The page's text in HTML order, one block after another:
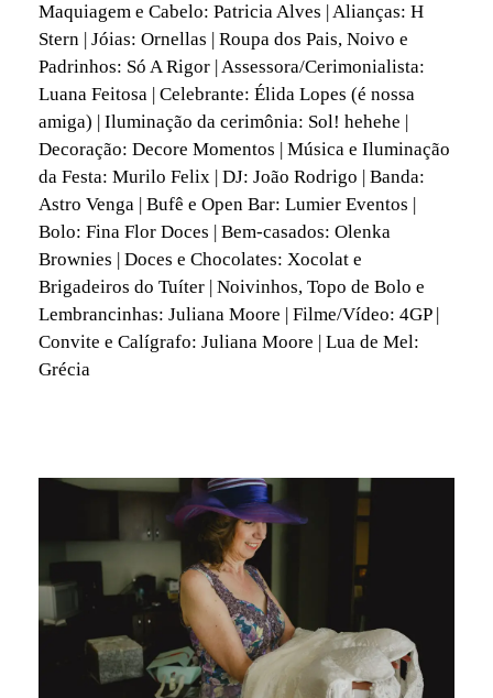
Maquiagem e Cabelo: Patricia Alves | Alianças: H
Stern | Jóias: Ornellas | Roupa dos Pais, Noivo e
Padrinhos: Só A Rigor | Assessora/Cerimonialista:
Luana Feitosa | Celebrante: Élida Lopes (é nossa
amiga) | Iluminação da cerimônia: Sol! hehehe |
Decoração: Decore Momentos | Música e Iluminação
da Festa: Murilo Felix | DJ: João Rodrigo | Banda:
Astro Venga | Bufê e Open Bar: Lumier Eventos |
Bolo: Fina Flor Doces | Bem-casados: Olenka
Brownies | Doces e Chocolates: Xocolat e
Brigadeiros do Tuíter | Noivinhos, Topo de Bolo e
Lembrancinhas: Juliana Moore | Filme/Vídeo: 4GP |
Convite e Calígrafo: Juliana Moore | Lua de Mel:
Grécia